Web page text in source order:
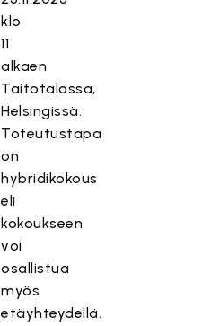
klo
11
alkaen
Taitotalossa,
Helsingissä.
Toteutustapa
on
hybridikokous
eli
kokoukseen
voi
osallistua
myös
etäyhteydellä.